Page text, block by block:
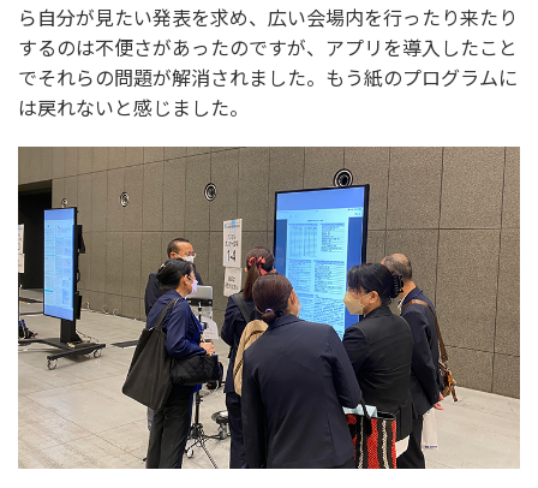
ら自分が見たい発表を求め、広い会場内を行ったり来たり
するのは不便さがあったのですが、アプリを導入したこと
でそれらの問題が解消されました。もう紙のプログラムに
は戻れないと感じました。